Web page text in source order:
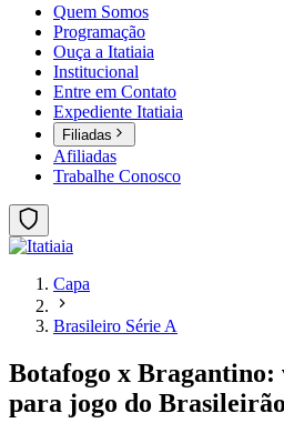
Quem Somos
Programação
Ouça a Itatiaia
Institucional
Entre em Contato
Expediente Itatiaia
Filiadas
Afiliadas
Trabalhe Conosco
Capa
Brasileiro Série A
Botafogo x Bragantino:
para jogo do Brasileirão